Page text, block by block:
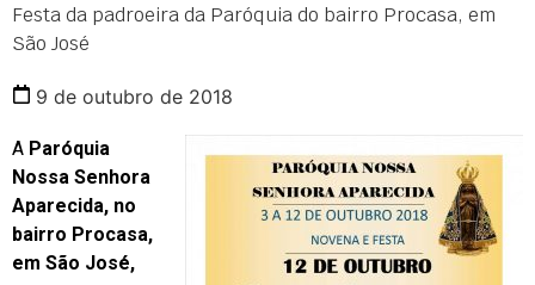
Festa da padroeira da Paróquia do bairro Procasa, em
São José
9 de outubro de 2018
A Paróquia
Nossa Senhora
Aparecida, no
bairro Procasa,
em São José,